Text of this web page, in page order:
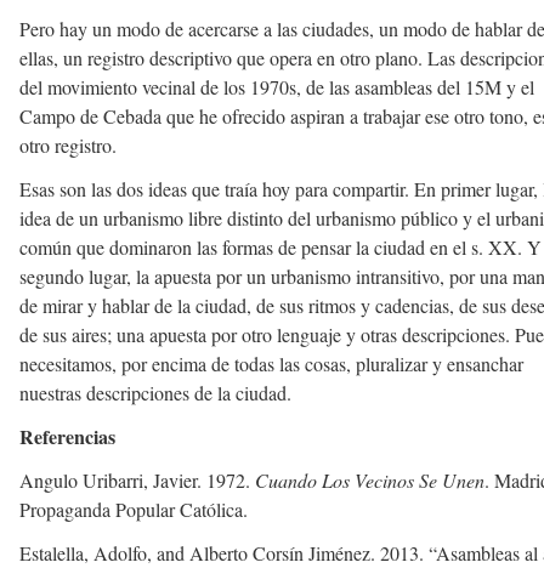
Pero hay un modo de acercarse a las ciudades, un modo de hablar de
ellas, un registro descriptivo que opera en otro plano. Las
del movimiento vecinal de los 1970s, de las asambleas del 15M y el
Campo de Cebada que he ofrecido aspiran a trabajar ese otro tono,
otro registro.
Esas son las dos ideas que traía hoy para compartir. En primer lugar,
idea de un urbanismo libre distinto del urbanismo público y el
común que dominaron las formas de pensar la ciudad en el s. XX.
segundo lugar, la apuesta por un urbanismo intransitivo, por una
de mirar y hablar de la ciudad, de sus ritmos y cadencias, de sus
de sus aires; una apuesta por otro lenguaje y otras descripciones.
necesitamos, por encima de todas las cosas, pluralizar y ensanchar
nuestras descripciones de la ciudad.
Referencias
Angulo Uribarri, Javier. 1972. Cuando Los Vecinos Se Unen.
Propaganda Popular Católica.
Estalella, Adolfo, and Alberto Corsín Jiménez. 2013. “Asambleas al